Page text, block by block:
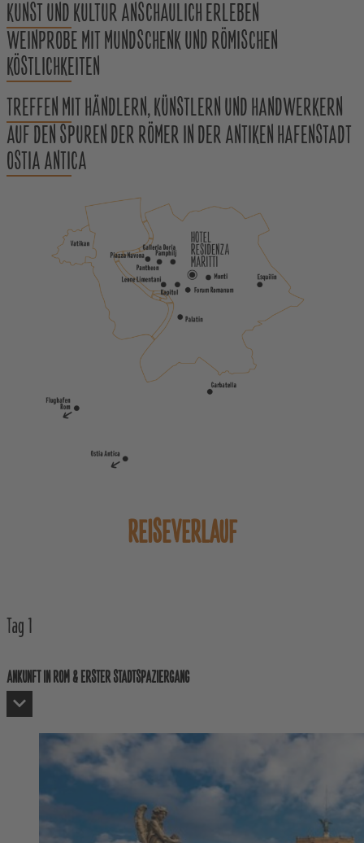
KUNST UND KULTUR ANSCHAULICH ERLEBEN
WEINPROBE MIT MUNDSCHENK UND RÖMISCHEN
KÖSTLICHKEITEN
TREFFEN MIT HÄNDLERN, KÜNSTLERN UND HANDWERKERN
AUF DEN SPUREN DER RÖMER IN DER ANTIKEN HAFENSTADT
OSTIA ANTICA
REISEVERLAUF
Tag 1
ANKUNFT IN ROM & ERSTER STADTSPAZIERGANG